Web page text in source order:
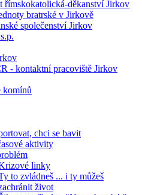
římskokatolická-děkanství Jirkov
bratrské v Jirkově
společenství Jirkov
- kontaktní pracoviště Jirkov
komínů
chci se bavit
aktivity
linky
to zvládneš ... i ty můžeš
život